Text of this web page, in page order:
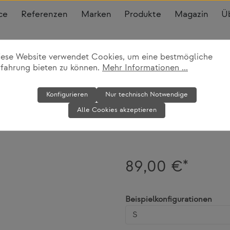
Referenzen Marken Produkte Magazin
Objekt Rina
89,00 €*
Beispielkonfigurationen
Website verwendet Cookies, um eine bestmögliche
bieten zu können. Mehr Informationen ...
Nur technisch Notwendige
Konfigurieren
Alle Cookies akzeptieren